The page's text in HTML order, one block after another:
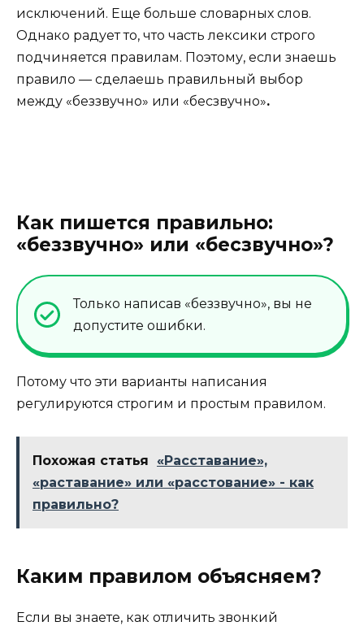
исключений. Еще больше словарных слов.
Однако радует то, что часть лексики строго
подчиняется правилам. Поэтому, если знаешь
правило — сделаешь правильный выбор
между «беззвучно» или «бесзвучно».
Как пишется правильно:
«беззвучно» или «бесзвучно»?
Только написав «беззвучно», вы не
допустите ошибки.
Потому что эти варианты написания
регулируются строгим и простым правилом.
Похожая статья
«Расставание»,
«раставание» или «расстование» - как
правильно?
Каким правилом объясняем?
Если вы знаете, как отличить звонкий